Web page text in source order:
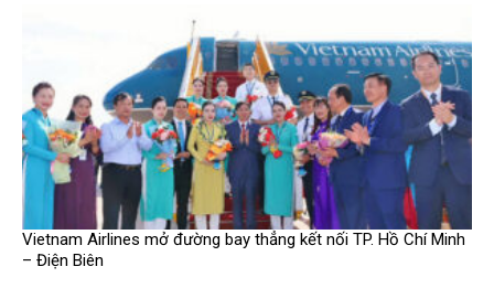
Vietnam Airlines mở đường bay thẳng kết nối TP. Hồ Chí Minh
– Điện Biên